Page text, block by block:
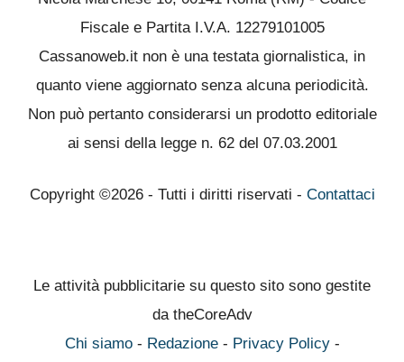
Fiscale e Partita I.V.A. 12279101005
Cassanoweb.it non è una testata giornalistica, in
quanto viene aggiornato senza alcuna periodicità.
Non può pertanto considerarsi un prodotto editoriale
ai sensi della legge n. 62 del 07.03.2001
Copyright ©2026 - Tutti i diritti riservati - Contattaci
Le attività pubblicitarie su questo sito sono gestite
da theCoreAdv
Chi siamo- Redazione- Privacy Policy-